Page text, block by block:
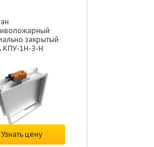
закрытый
КПУ-1Н-З-Н
Узнать цену